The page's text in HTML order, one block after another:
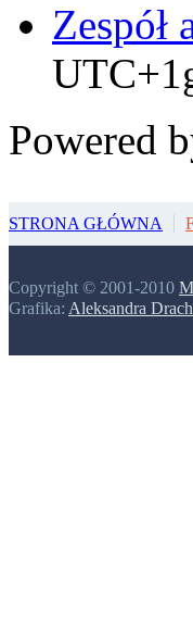
Zespół
Powered
STRONA GŁÓWNA
Copyright © 2001-2010
Grafika: Aleksandra